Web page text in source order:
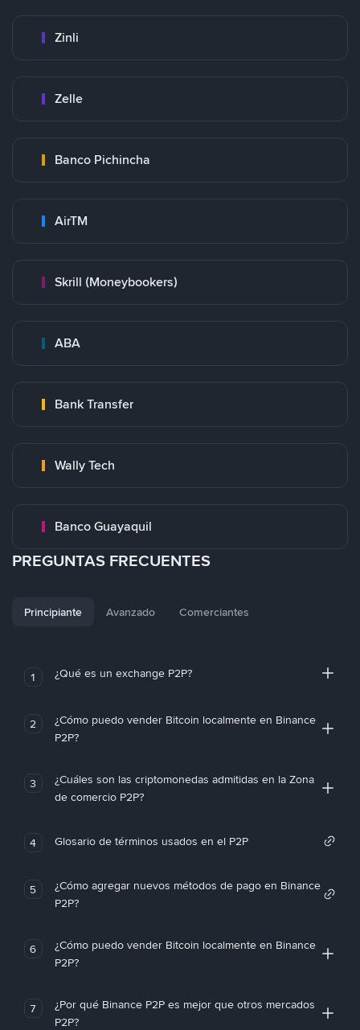
Zinli
Zelle
Banco Pichincha
AirTM
Skrill (Moneybookers)
ABA
Bank Transfer
Wally Tech
Banco Guayaquil
PREGUNTAS FRECUENTES
Principiante Avanzado Comerciantes
1 ¿Qué es un exchange P2P?
2
¿Cómo puedo vender Bitcoin localmente en Binance
P2P?
3
¿Cuáles son las criptomonedas admitidas en la Zona
de comercio P2P?
4 Glosario de términos usados en el P2P
5
¿Cómo agregar nuevos métodos de pago en Binance
P2P?
6
¿Cómo puedo vender Bitcoin localmente en Binance
P2P?
7
¿Por qué Binance P2P es mejor que otros mercados
P2P?